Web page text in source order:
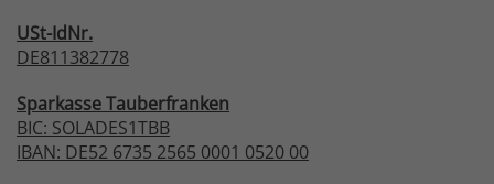
USt-IdNr.
DE811382778
SparkasseTauberfranken
BIC: SOLADES1TBB
IBAN: DE52 6735 2565 0001 0520 00